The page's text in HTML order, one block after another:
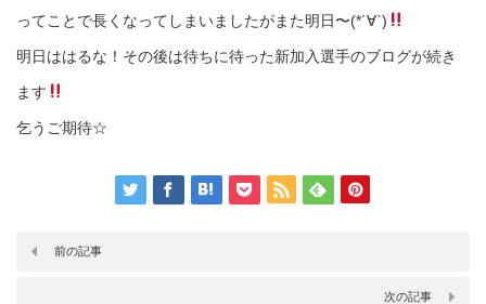
ってことで長くなってしまいましたがまた明日〜(*´∀`)
明日ははるな！その後は待ちに待った新加入選手のブログが続き
ます
乞うご期待☆
前の記事
次の記事